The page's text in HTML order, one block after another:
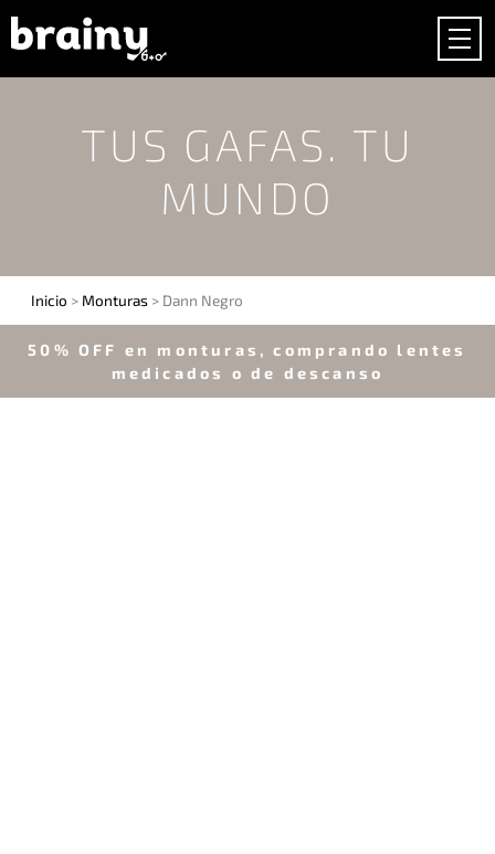
TUS GAFAS. TU
MUNDO
Inicio > Monturas > Dann Negro
50% OFF en monturas, comprando lentes
medicados o de descanso